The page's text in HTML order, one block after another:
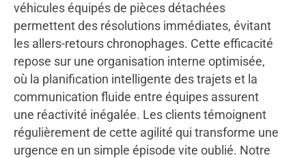
véhicules équipés de pièces détachées
permettent des résolutions immédiates, évitant
les allers-retours chronophages. Cette efficacité
repose sur une organisation interne optimisée,
où la planification intelligente des trajets et la
communication fluide entre équipes assurent
une réactivité inégalée. Les clients témoignent
régulièrement de cette agilité qui transforme une
urgence en un simple épisode vite oublié. Notre